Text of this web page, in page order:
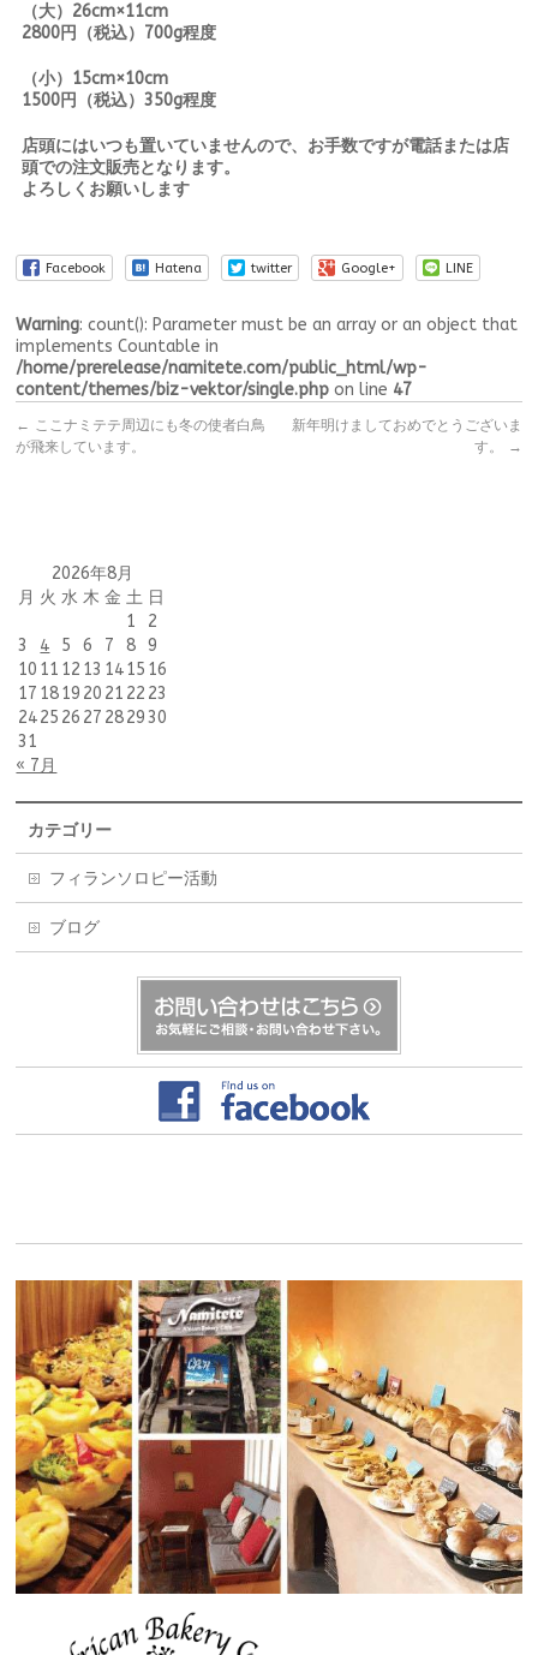
（大）26cm×11cm
2800円（税込）700g程度
（小）15cm×10cm
1500円（税込）350g程度
店頭にはいつも置いていませんので、お手数ですが電話または店
頭での注文販売となります。
よろしくお願いします
Facebook Hatena twitter Google+ LINE
Warning: count(): Parameter must be an array or an object that
implements Countable in
/home/prerelease/namitete.com/public_html/wp-
content/themes/biz-vektor/single.php on line 47
← ここナミテテ周辺にも冬の使者白鳥
が飛来しています。
新年明けましておめでとうございま
す。
→
2026年8月
月 火 水 木 金 土 日
1
2
3
4 5 6 7 8
9
10 11 12 13 1415 16
17 1819 20 21 22 23
2425 26 27 2829 30
31
« 7月
カテゴリー
フィランソロピー活動
ブログ